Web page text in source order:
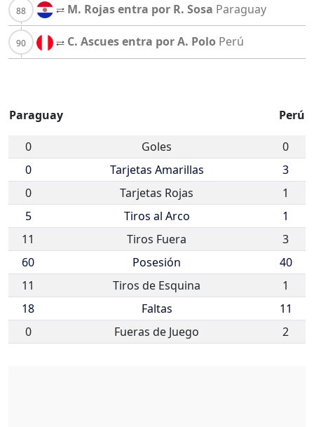
M. Rojas entra por R. Sosa Paraguay
C. Ascues entra por A. Polo Perú
Paraguay Perú
0 Goles
0
0
Tarjetas Amarillas
3
0
Tarjetas Rojas
1
5
Tiros al Arco
1
11
Tiros Fuera
3
60
Posesión
40
11
Tiros de Esquina
1
18
Faltas
11
0
Fueras de Juego 2